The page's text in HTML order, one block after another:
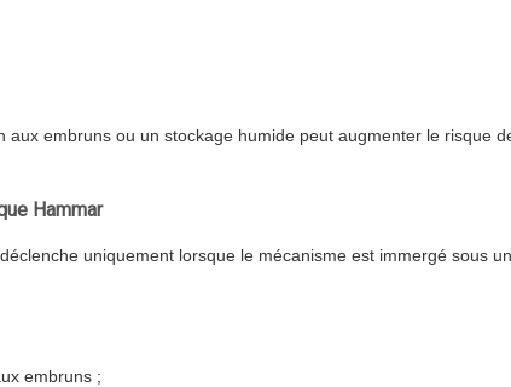
aux embruns ou un stockage humide peut augmenter le risque
Hammar
uniquement lorsque le mécanisme est immergé sous
embruns ;